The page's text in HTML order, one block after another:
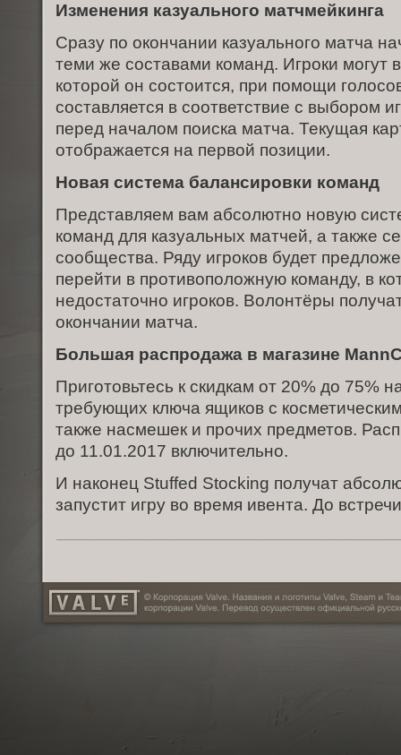
Изменения казуального матчмейкинга
Сразу по окончании казуального матча
теми же составами команд. Игроки могут
которой он состоится, при помощи
составляется в соответствие с выбором
перед началом поиска матча. Текущая
отображается на первой позиции.
Новая система балансировки команд
Представляем вам абсолютно новую
команд для казуальных матчей, а также
сообщества. Ряду игроков будет
перейти в противоположную команду, в
недостаточно игроков. Волонтёры
окончании матча.
Большая распродажа в магазине
Приготовьтесь к скидкам от 20% до 75%
требующих ключа ящиков с
также насмешек и прочих предметов.
до 11.01.2017 включительно.
И наконец Stuffed Stocking получат
запустит игру во время ивента. До